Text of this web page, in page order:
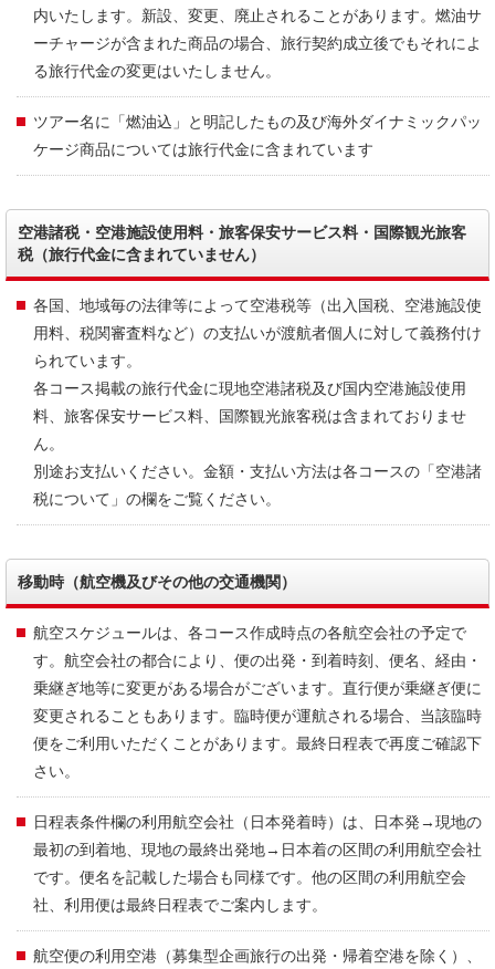
内いたします。新設、変更、廃止されることがあります。燃油サ
ーチャージが含まれた商品の場合、旅行契約成立後でもそれによ
る旅行代金の変更はいたしません。
ツアー名に「燃油込」と明記したもの及び海外ダイナミックパッ
ケージ商品については旅行代金に含まれています
空港諸税・空港施設使用料・旅客保安サービス料・国際観光旅客
税（旅行代金に含まれていません）
各国、地域毎の法律等によって空港税等（出入国税、空港施設使
用料、税関審査料など）の支払いが渡航者個人に対して義務付け
られています。
各コース掲載の旅行代金に現地空港諸税及び国内空港施設使用
料、旅客保安サービス料、国際観光旅客税は含まれておりませ
ん。
別途お支払いください。金額・支払い方法は各コースの「空港諸
税について」の欄をご覧ください。
移動時（航空機及びその他の交通機関）
航空スケジュールは、各コース作成時点の各航空会社の予定で
す。航空会社の都合により、便の出発・到着時刻、便名、経由・
乗継ぎ地等に変更がある場合がございます。直行便が乗継ぎ便に
変更されることもあります。臨時便が運航される場合、当該臨時
便をご利用いただくことがあります。最終日程表で再度ご確認下
さい。
日程表条件欄の利用航空会社（日本発着時）は、日本発→現地の
最初の到着地、現地の最終出発地→日本着の区間の利用航空会社
です。便名を記載した場合も同様です。他の区間の利用航空会
社、利用便は最終日程表でご案内します。
航空便の利用空港（募集型企画旅行の出発・帰着空港を除く）、